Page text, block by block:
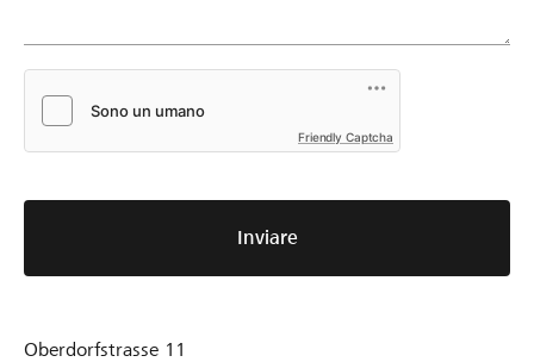
Friendly Captcha
Inviare
Oberdorfstrasse 11